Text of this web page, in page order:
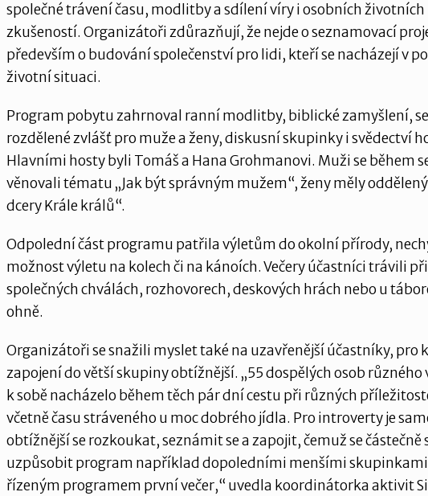
společné trávení času, modlitby a sdílení víry i osobních životních
zkušeností. Organizátoři zdůrazňují, že nejde o seznamovací
především o budování společenství pro lidi, kteří se nacházejí v
životní situaci.
Program pobytu zahrnoval ranní modlitby, biblické zamyšlení,
rozdělené zvlášť pro muže a ženy, diskusní skupinky i svědectví
Hlavními hosty byli Tomáš a Hana Grohmanovi. Muži se během
věnovali tématu „Jak být správným mužem“, ženy měly oddělený
dcery Krále králů“.
Odpolední část programu patřila výletům do okolní přírody,
možnost výletu na kolech či na kánoích. Večery účastníci trávili při
společných chválách, rozhovorech, deskových hrách nebo u
ohně.
Organizátoři se snažili myslet také na uzavřenější účastníky, pro
zapojení do větší skupiny obtížnější. „55 dospělých osob různého
k sobě nacházelo během těch pár dní cestu při různých
včetně času stráveného u moc dobrého jídla. Pro introverty je
obtížnější se rozkoukat, seznámit se a zapojit, čemuž se částečně
uzpůsobit program například dopoledními menšími
řízeným programem první večer,“ uvedla koordinátorka aktivit